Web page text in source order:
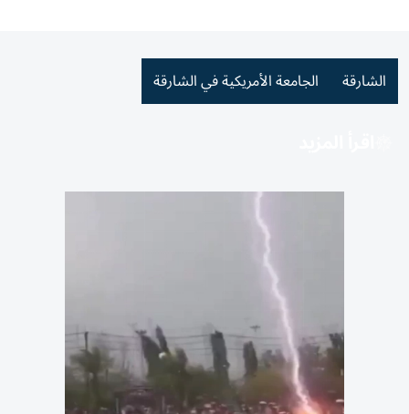
الشارقة الجامعة الأمريكية في الشارقة